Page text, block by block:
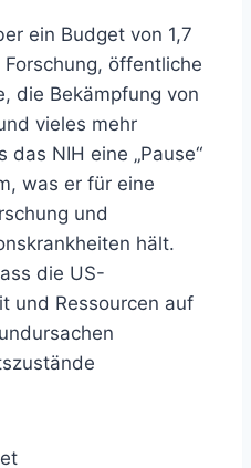
ein Budget von 1,7
öffentliche
die Bekämpfung von
vieles mehr
das NIH eine „Pause“
was er für eine
und
hält.
die US-
und Ressourcen auf